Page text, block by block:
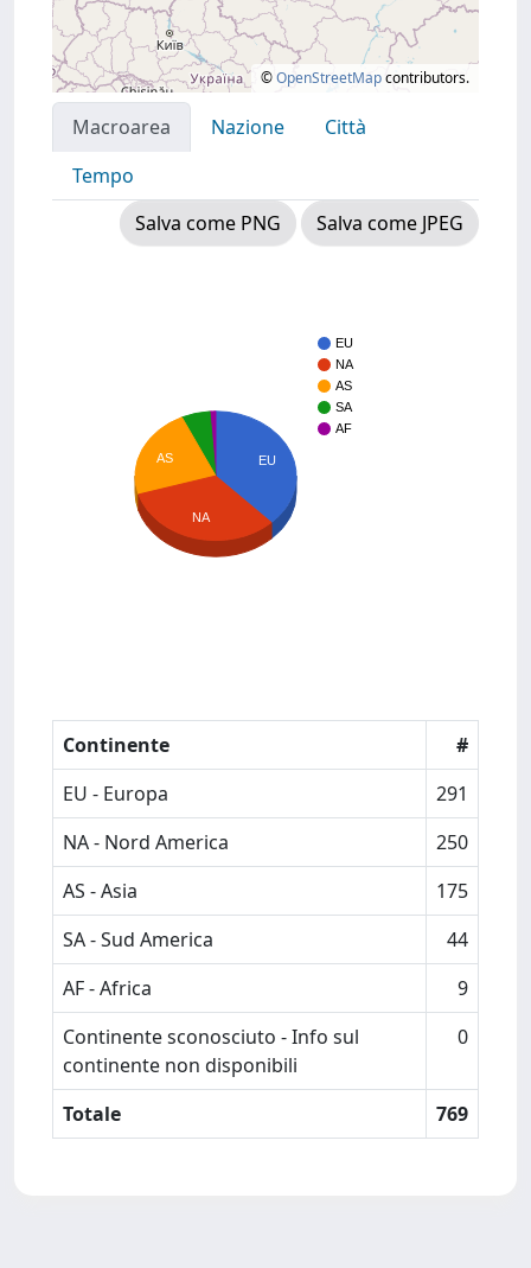
©OpenStreetMapcontributors.
Macroarea Nazione
Città
Tempo
Salva come PNG
Salva come JPEG
EU
NA
AS
SA
AF
EU
AS
NA
Continente
#
EU - Europa
291
NA - Nord America
250
AS - Asia
175
SA - Sud America
44
AF - Africa
9
Continente sconosciuto - Info sul
continente non disponibili
0
Totale 769